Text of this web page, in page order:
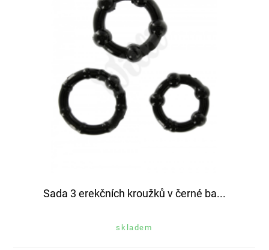
Sada 3 erekčních kroužků v černé ba...
skladem